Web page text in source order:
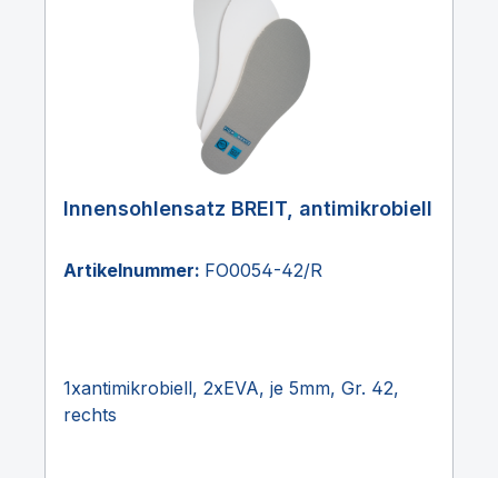
Innensohlensatz BREIT, antimikrobiell
Artikelnummer: FO0054-42/R
1xantimikrobiell, 2xEVA, je 5mm, Gr. 42,
rechts